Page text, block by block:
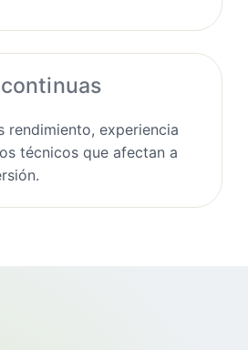
rendimiento, experiencia
técnicos que afectan a